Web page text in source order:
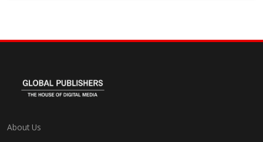
About Us